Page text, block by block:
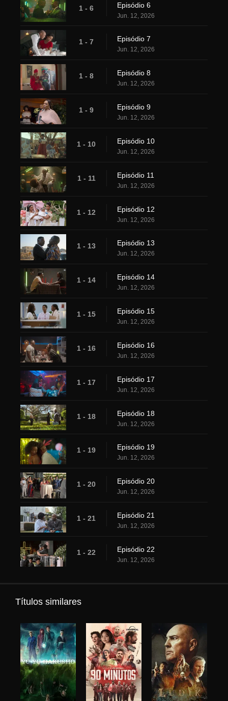
1 - 6 Episódio 6
Jun. 12, 2026
1 - 7 Episódio 7
Jun. 12, 2026
1 - 8 Episódio 8
Jun. 12, 2026
1 - 9 Episódio 9
Jun. 12, 2026
1 - 10 Episódio 10
Jun. 12, 2026
1 - 11 Episódio 11
Jun. 12, 2026
1 - 12 Episódio 12
Jun. 12, 2026
1 - 13 Episódio 13
Jun. 12, 2026
1 - 14 Episódio 14
Jun. 12, 2026
1 - 15 Episódio 15
Jun. 12, 2026
1 - 16 Episódio 16
Jun. 12, 2026
1 - 17 Episódio 17
Jun. 12, 2026
1 - 18 Episódio 18
Jun. 12, 2026
1 - 19 Episódio 19
Jun. 12, 2026
1 - 20 Episódio 20
Jun. 12, 2026
1 - 21 Episódio 21
Jun. 12, 2026
1 - 22 Episódio 22
Jun. 12, 2026
Títulos similares